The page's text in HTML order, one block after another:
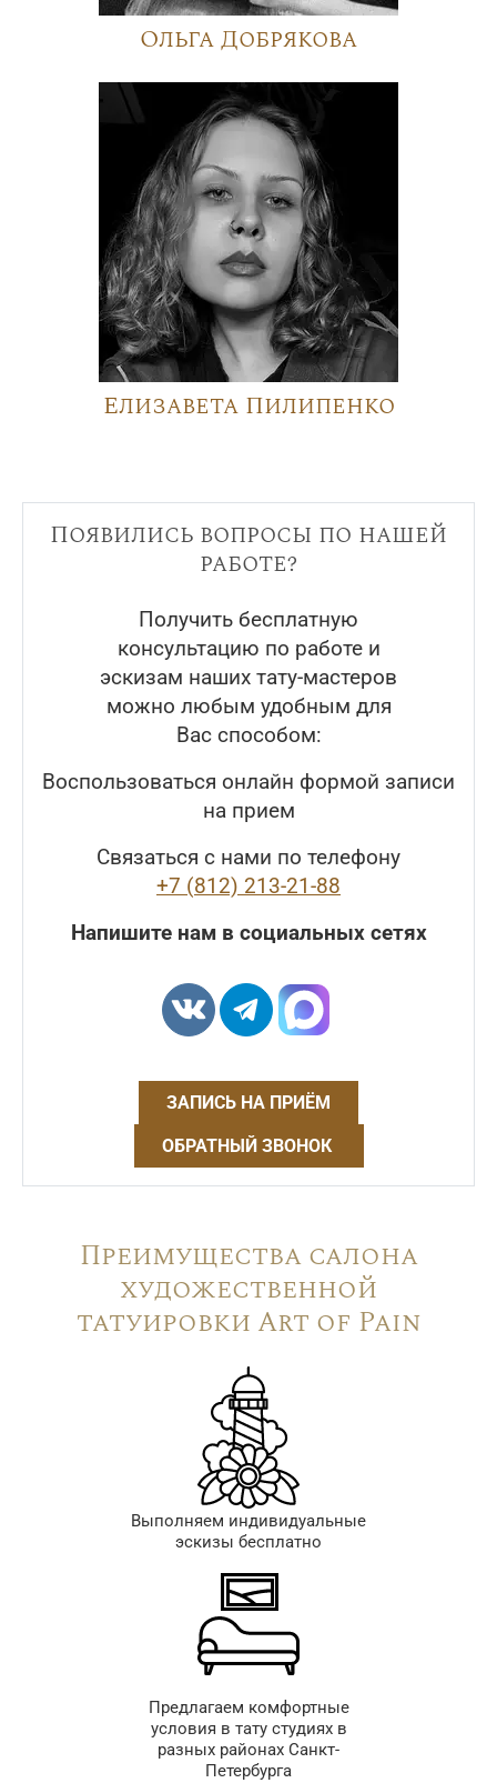
Ольга Добрякова
Елизавета Пилипенко
Появились вопросы по нашей
работе?
Получить бесплатную
консультацию по работе и
эскизам наших тату-мастеров
можно любым удобным для
Вас способом:
Воспользоваться онлайн формой записи
на прием
Связаться с нами по телефону
+7 (812) 213-21-88
Напишите нам в социальных сетях
ЗАПИСЬ НА ПРИЁМ
ОБРАТНЫЙ ЗВОНОК
Преимущества салона
художественной
татуировки Art of Pain
Выполняем индивидуальные
эскизы бесплатно
Предлагаем комфортные
условия в тату студиях в
разных районах Санкт-
Петербурга